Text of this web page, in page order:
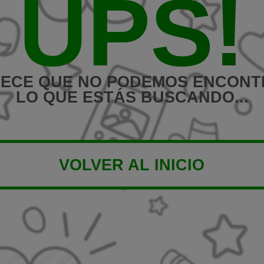
UPS!
QUE NO PODEMOS
LO QUE ESTÁS BUSCANDO...
VOLVER AL INICIO